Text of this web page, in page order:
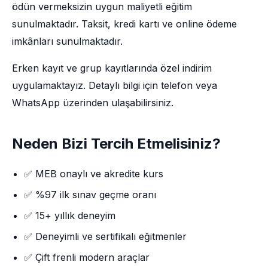
ödün vermeksizin uygun maliyetli eğitim
sunulmaktadır. Taksit, kredi kartı ve online ödeme
imkânları sunulmaktadır.
Erken kayıt ve grup kayıtlarında özel indirim
uygulamaktayız. Detaylı bilgi için telefon veya
WhatsApp üzerinden ulaşabilirsiniz.
Neden Bizi Tercih Etmelisiniz?
✅ MEB onaylı ve akredite kurs
✅ %97 ilk sınav geçme oranı
✅ 15+ yıllık deneyim
✅ Deneyimli ve sertifikalı eğitmenler
✅ Çift frenli modern araçlar